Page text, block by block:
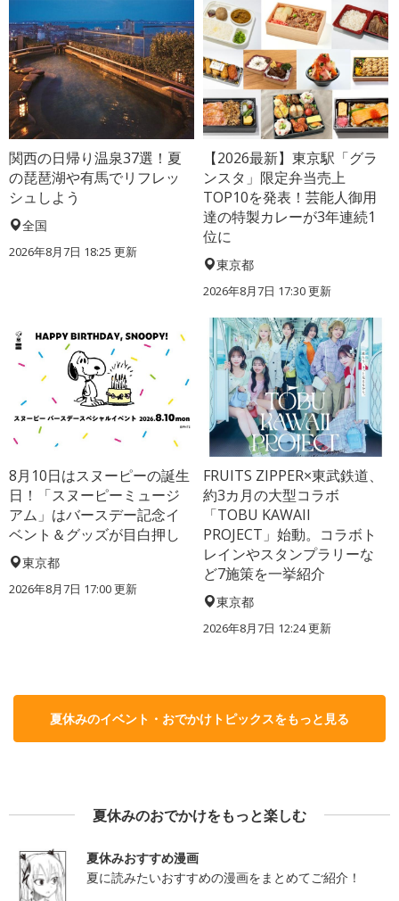
関西の日帰り温泉37選！夏
の琵琶湖や有馬でリフレッ
シュしよう
全国
2026年8月7日 18:25 更新
【2026最新】東京駅「グラ
ンスタ」限定弁当売上
TOP10を発表！芸能人御用
達の特製カレーが3年連続1
位に
東京都
2026年8月7日 17:30更新
8月10日はスヌーピーの誕生
日！「スヌーピーミュージ
アム」はバースデー記念イ
ベント＆グッズが目白押し
東京都
2026年8月7日 17:00更新
FRUITS ZIPPER×東武鉄道、
約3カ月の大型コラボ
「TOBU KAWAII
PROJECT」始動。コラボト
レインやスタンプラリーな
ど7施策を一挙紹介
東京都
2026年8月7日 12:24更新
夏休みのイベント・おでかけトピックスをもっと見る
夏休みのおでかけをもっと楽しむ
夏休みおすすめ漫画
夏に読みたいおすすめの漫画をまとめてご紹介！